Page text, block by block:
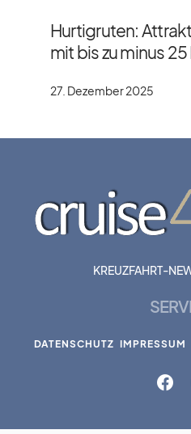
Hurtigruten:
mit bis zu minus
27. Dezember 2025
KREUZFAHRT-
DATENSCHUTZ IMPRESSUM